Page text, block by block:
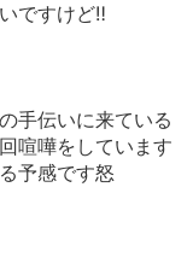
ですけど‼︎
手伝いに来ている
喧嘩をしています
予感です怒